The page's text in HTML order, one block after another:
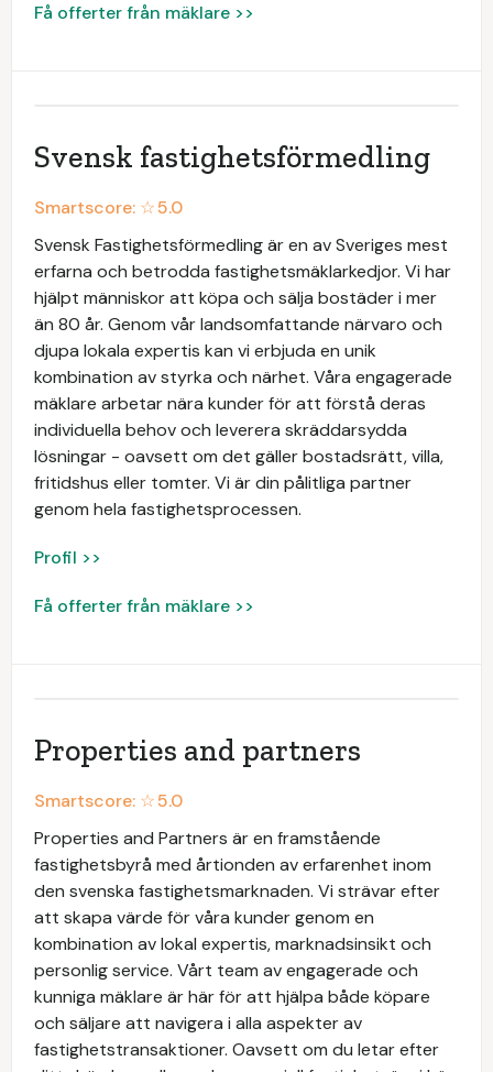
Få offerter från mäklare >>
Svensk fastighetsförmedling
Smartscore: ☆5.0
Svensk Fastighetsförmedling är en av Sveriges mest
erfarna och betrodda fastighetsmäklarkedjor. Vi har
hjälpt människor att köpa och sälja bostäder i mer
än 80 år. Genom vår landsomfattande närvaro och
djupa lokala expertis kan vi erbjuda en unik
kombination av styrka och närhet. Våra engagerade
mäklare arbetar nära kunder för att förstå deras
individuella behov och leverera skräddarsydda
lösningar - oavsett om det gäller bostadsrätt, villa,
fritidshus eller tomter. Vi är din pålitliga partner
genom hela fastighetsprocessen.
Profil >>
Få offerter från mäklare >>
Properties and partners
Smartscore: ☆5.0
Properties and Partners är en framstående
fastighetsbyrå med årtionden av erfarenhet inom
den svenska fastighetsmarknaden. Vi strävar efter
att skapa värde för våra kunder genom en
kombination av lokal expertis, marknadsinsikt och
personlig service. Vårt team av engagerade och
kunniga mäklare är här för att hjälpa både köpare
och säljare att navigera i alla aspekter av
fastighetstransaktioner. Oavsett om du letar efter